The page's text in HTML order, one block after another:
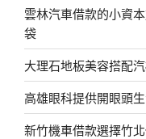
雲林汽車借款的小資
袋
大理石地板美容搭配
高雄眼科提供開眼頭
新竹機車借款選擇竹